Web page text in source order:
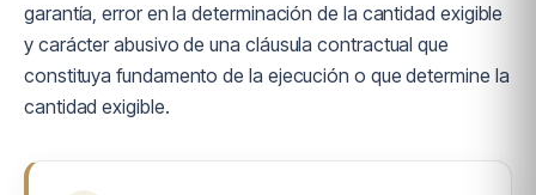
garantía, error en la determinación de la cantidad exigible
y carácter abusivo de una cláusula contractual que
constituya fundamento de la ejecución o que determine la
cantidad exigible.